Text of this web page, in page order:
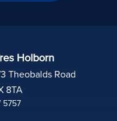
Holborn
Theobalds Road
8TA